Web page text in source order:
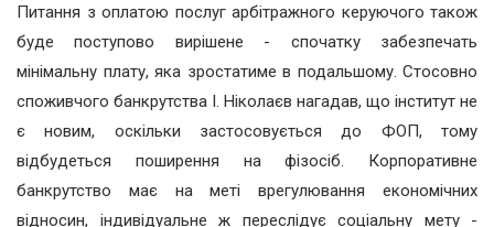
Питання з оплатою послуг арбітражного керуючого також
буде поступово вирішене - спочатку забезпечать
мінімальну плату, яка зростатиме в подальшому. Стосовно
споживчого банкрутства І. Ніколаєв нагадав, що інститут не
є новим, оскільки застосовується до ФОП, тому
відбудеться поширення на фізосіб. Корпоративне
банкрутство має на меті врегулювання економічних
відносин, індивідуальне ж переслідує соціальну мету -